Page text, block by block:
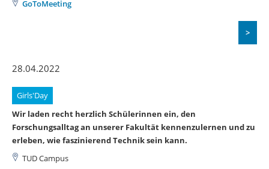
GoToMeeting
>
28.04.2022
Girls'Day
Wir laden recht herzlich Schülerinnen ein, den
Forschungsalltag an unserer Fakultät kennenzulernen und zu
erleben, wie faszinierend Technik sein kann.
TUD Campus